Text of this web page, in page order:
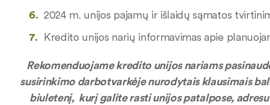
2024 m. unijos pajamų ir išlaidų sąmatos
Kredito unijos narių informavimas apie
Rekomenduojame kredito unijos nariams
susirinkimo darbotvarkėje nurodytais klausimais
biuletenį, kurį galite rasti unijos patalpose,